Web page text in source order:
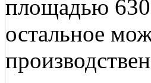
площадью
остальное